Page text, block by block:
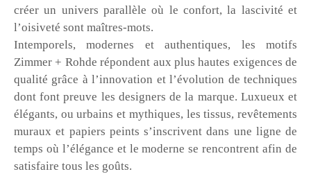
créer un univers parallèle où le confort, la lascivité et
l’oisiveté sont maîtres-mots.
Intemporels, modernes et authentiques, les motifs
Zimmer + Rohde répondent aux plus hautes exigences de
qualité grâce à l’innovation et l’évolution de techniques
dont font preuve les designers de la marque. Luxueux et
élégants, ou urbains et mythiques, les tissus, revêtements
muraux et papiers peints s’inscrivent dans une ligne de
temps où l’élégance et le moderne se rencontrent afin de
satisfaire tous les goûts.